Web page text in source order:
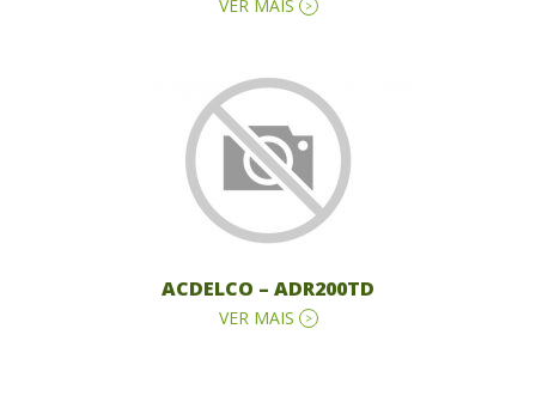
VER MAIS
ACDELCO – ADR200TD
VER MAIS